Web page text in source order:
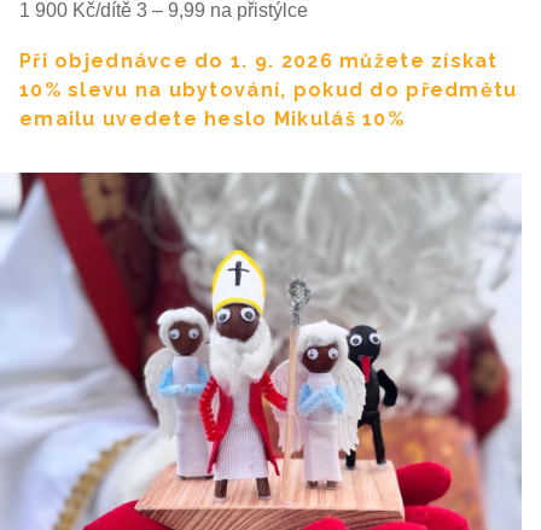
1 900 Kč/dítě 3 – 9,99 na přistýlce
Při objednávce do 1. 9. 2026 můžete získat
10% slevu na ubytování, pokud do předmětu
emailu uvedete heslo Mikuláš 10%